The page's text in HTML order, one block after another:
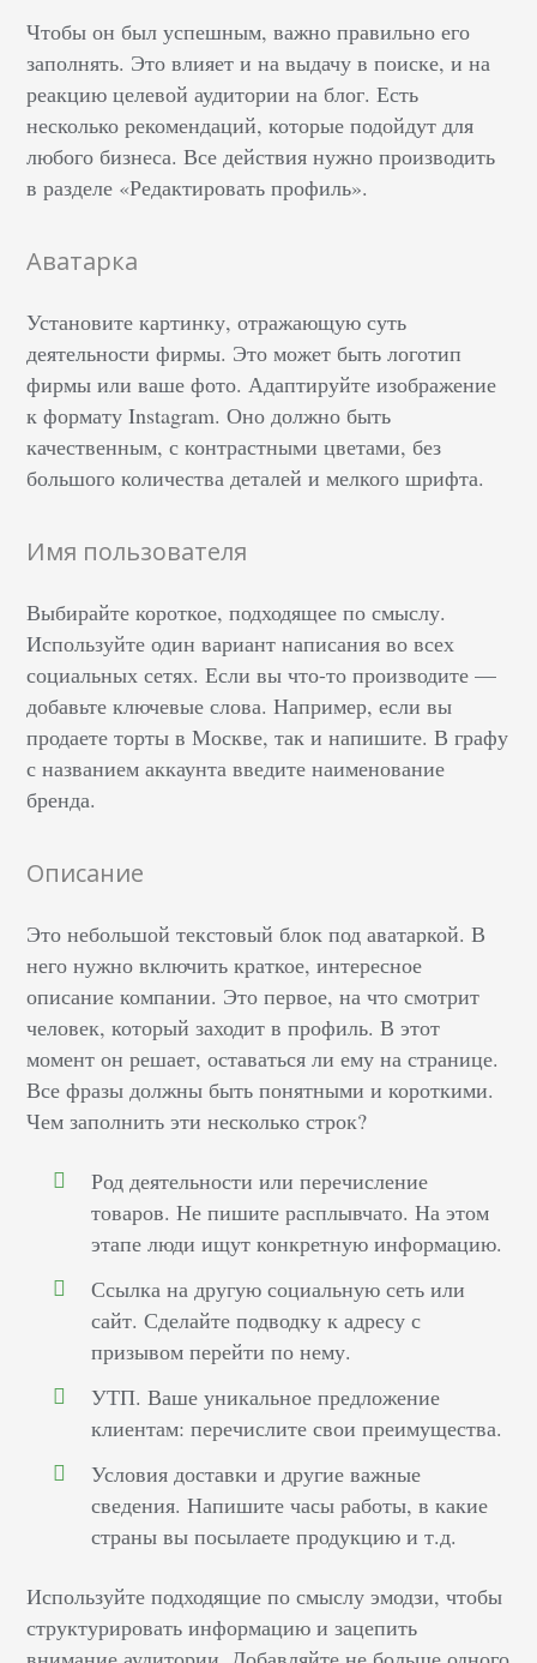
Чтобы он был успешным, важно правильно его
заполнять. Это влияет и на выдачу в поиске, и на
реакцию целевой аудитории на блог. Есть
несколько рекомендаций, которые подойдут для
любого бизнеса. Все действия нужно производить
в разделе «Редактировать профиль».
Аватарка
Установите картинку, отражающую суть
деятельности фирмы. Это может быть логотип
фирмы или ваше фото. Адаптируйте изображение
к формату Instagram. Оно должно быть
качественным, с контрастными цветами, без
большого количества деталей и мелкого шрифта.
Имя пользователя
Выбирайте короткое, подходящее по смыслу.
Используйте один вариант написания во всех
социальных сетях. Если вы что-то производите ––
добавьте ключевые слова. Например, если вы
продаете торты в Москве, так и напишите. В графу
с названием аккаунта введите наименование
бренда.
Описание
Это небольшой текстовый блок под аватаркой. В
него нужно включить краткое, интересное
описание компании. Это первое, на что смотрит
человек, который заходит в профиль. В этот
момент он решает, оставаться ли ему на странице.
Все фразы должны быть понятными и короткими.
Чем заполнить эти несколько строк?
Род деятельности или перечисление
товаров. Не пишите расплывчато. На этом
этапе люди ищут конкретную информацию.
Ссылка на другую социальную сеть или
сайт. Сделайте подводку к адресу с
призывом перейти по нему.
УТП. Ваше уникальное предложение
клиентам: перечислите свои преимущества.
Условия доставки и другие важные
сведения. Напишите часы работы, в какие
страны вы посылаете продукцию и т.д.
Используйте подходящие по смыслу эмодзи, чтобы
структурировать информацию и зацепить